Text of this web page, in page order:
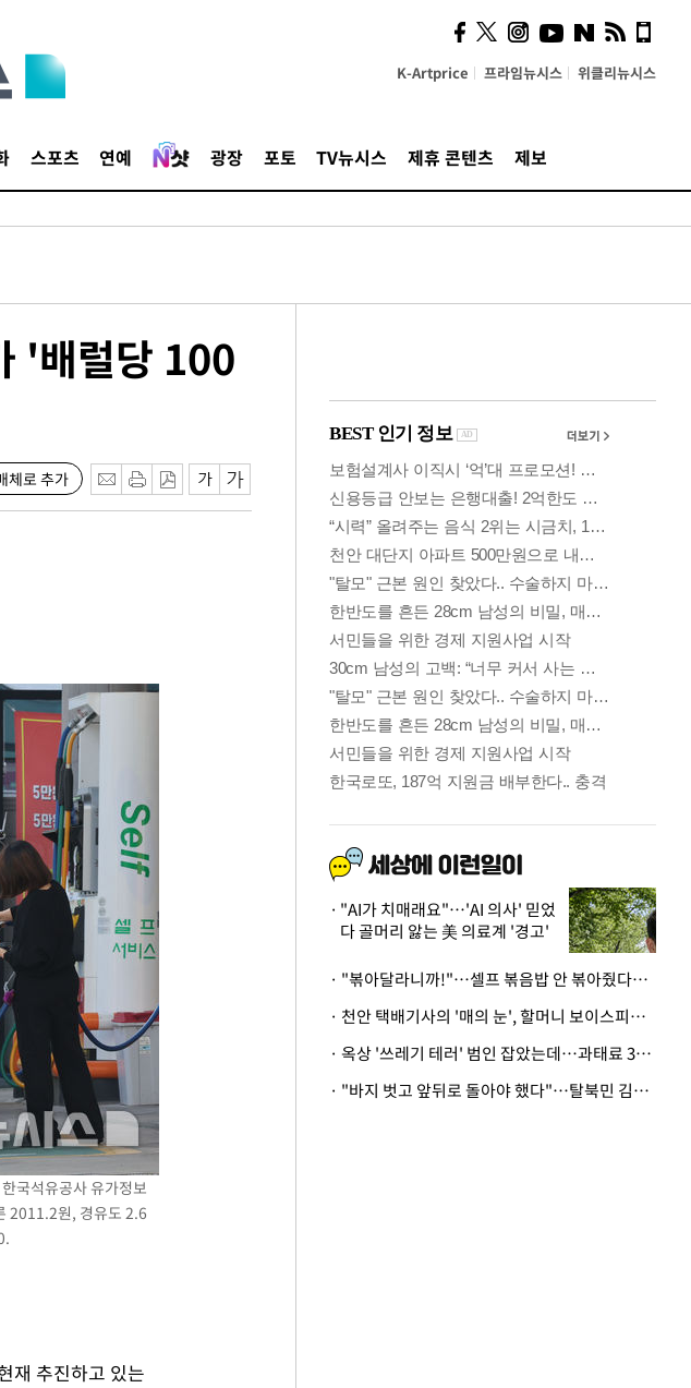
K-Artprice 프라임뉴시스 위클리뉴시스
스포츠 연예 광장 포토 TV뉴시스 제휴 콘텐츠 제보
'배럴당 100
체로 추가
국석유공사 유가정보
2011.2원, 경유도 2.6
재 추진하고 있는
시, 스마트폰 액세서리에
NFC 더했다
"AI가 치매래요"…'AI 의사' 믿었
다 골머리 앓는 美 의료계 '경고'
· "볶아달라니까!"…셀프 볶음밥 안 볶아줬다고 사장 폭행한 손님
· 천안 택배기사의 '매의 눈', 할머니 보이스피싱 피해 막아
· 옥상 '쓰레기 테러' 범인 잡았는데…과태료 3만원 처분에 숙박업주 허탈
· "바지 벗고 앞뒤로 돌아야 했다"…탈북민 김서아, 기쁨조 검사 수치심 회상